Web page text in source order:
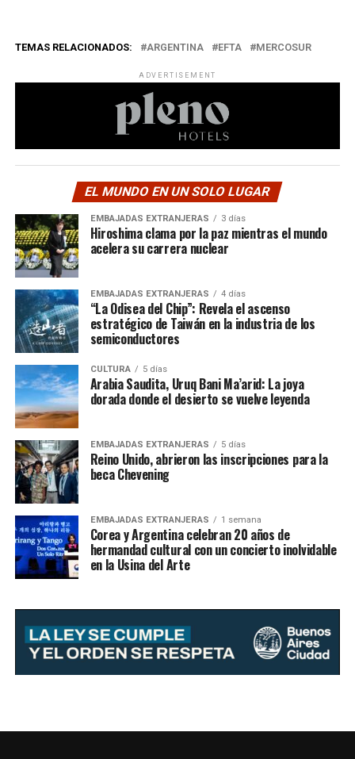
TEMAS RELACIONADOS: ARGENTINA EFTA MERCOSUR
ADVERTISEMENT
EL MUNDO EN UN SOLO LUGAR
EMBAJADAS EXTRANJERAS 3 días
Hiroshima clama por la paz mientras el mundo
acelera su carrera nuclear
EMBAJADAS EXTRANJERAS 4 días
“La Odisea del Chip”: Revela el ascenso
estratégico de Taiwán en la industria de los
semiconductores
CULTURA 5 días
Arabia Saudita, Uruq Bani Ma’arid: La joya
dorada donde el desierto se vuelve leyenda
EMBAJADAS EXTRANJERAS 5 días
Reino Unido, abrieron las inscripciones para la
beca Chevening
EMBAJADAS EXTRANJERAS 1 semana
Corea y Argentina celebran 20 años de
hermandad cultural con un concierto inolvidable
en la Usina del Arte